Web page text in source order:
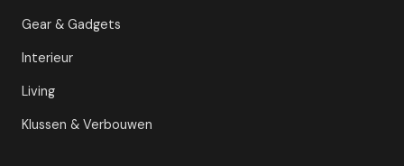
Gear & Gadgets
Interieur
Living
Klussen & Verbouwen